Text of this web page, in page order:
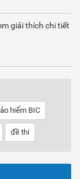
giải thích chi tiết
hiểm BIC
đề thi